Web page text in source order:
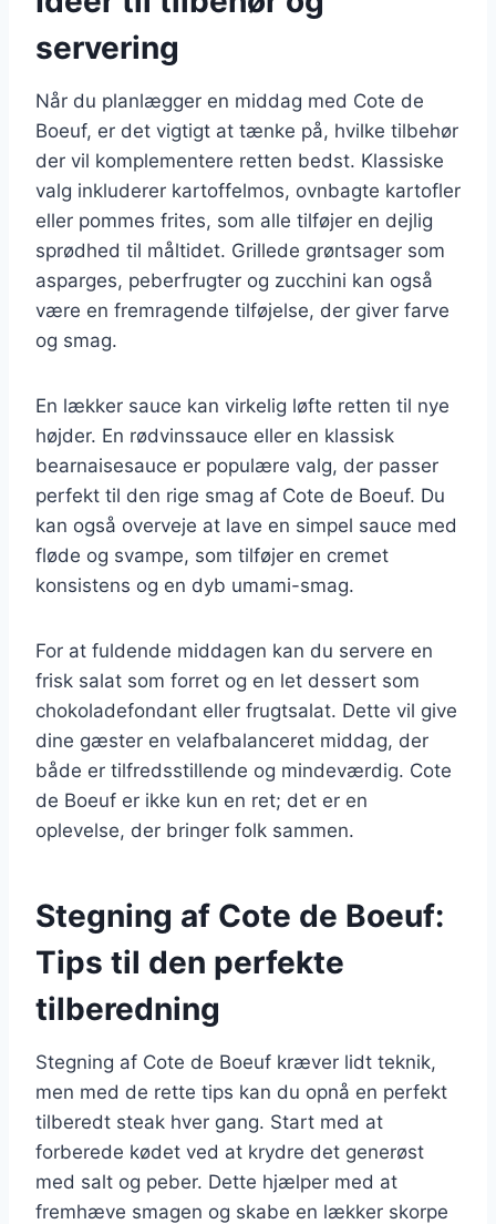
servering
Når du planlægger en middag med Cote de
Boeuf, er det vigtigt at tænke på, hvilke tilbehør
der vil komplementere retten bedst. Klassiske
valg inkluderer kartoffelmos, ovnbagte kartofler
eller pommes frites, som alle tilføjer en dejlig
sprødhed til måltidet. Grillede grøntsager som
asparges, peberfrugter og zucchini kan også
være en fremragende tilføjelse, der giver farve
og smag.
En lækker sauce kan virkelig løfte retten til nye
højder. En rødvinssauce eller en klassisk
bearnaisesauce er populære valg, der passer
perfekt til den rige smag af Cote de Boeuf. Du
kan også overveje at lave en simpel sauce med
fløde og svampe, som tilføjer en cremet
konsistens og en dyb umami-smag.
For at fuldende middagen kan du servere en
frisk salat som forret og en let dessert som
chokoladefondant eller frugtsalat. Dette vil give
dine gæster en velafbalanceret middag, der
både er tilfredsstillende og mindeværdig. Cote
de Boeuf er ikke kun en ret; det er en
oplevelse, der bringer folk sammen.
Stegning af Cote de Boeuf:
Tips til den perfekte
tilberedning
Stegning af Cote de Boeuf kræver lidt teknik,
men med de rette tips kan du opnå en perfekt
tilberedt steak hver gang. Start med at
forberede kødet ved at krydre det generøst
med salt og peber. Dette hjælper med at
fremhæve smagen og skabe en lækker skorpe